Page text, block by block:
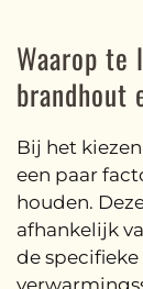
Waarop
brandhout
Bij het
een paar
houden.
afhankelijk
de